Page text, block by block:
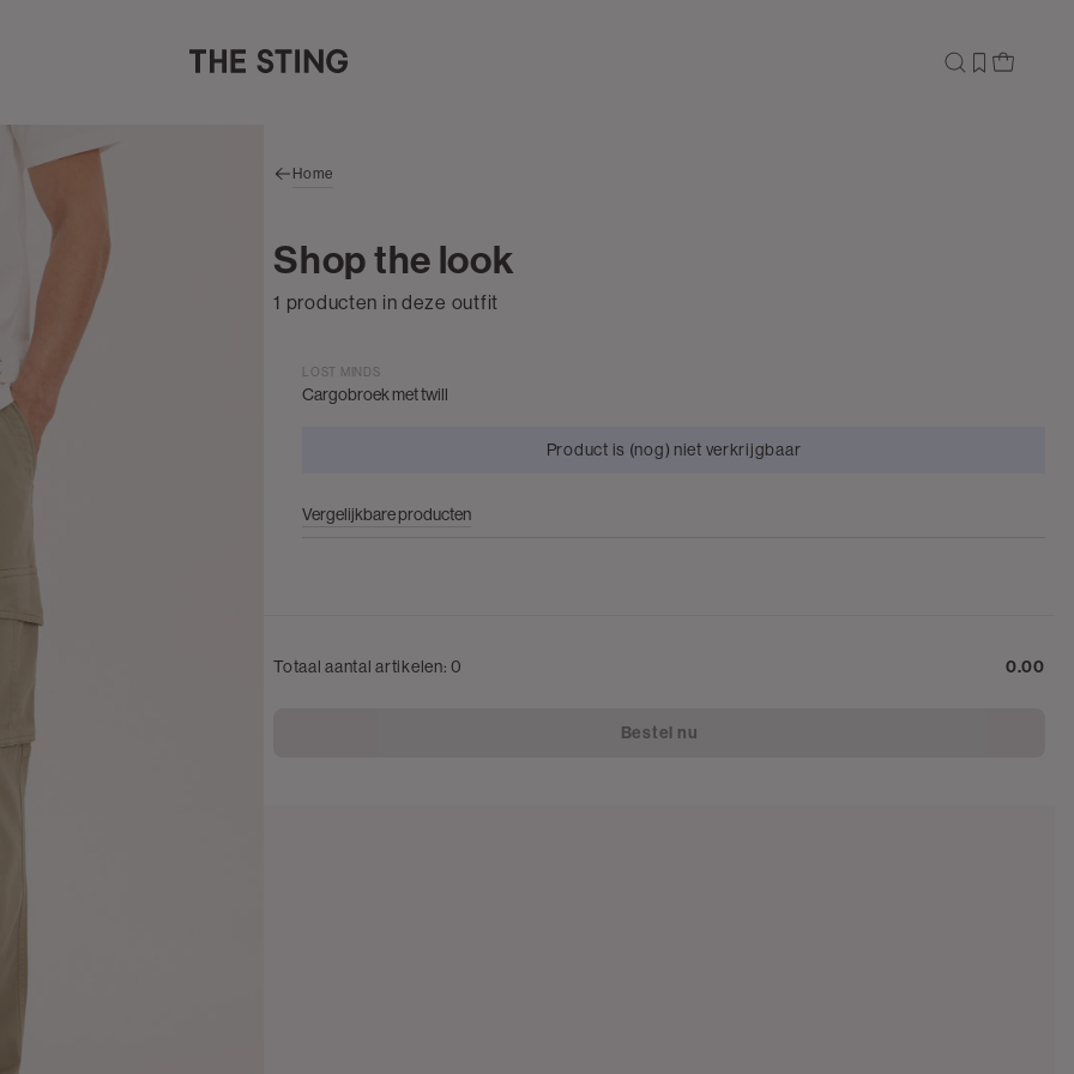
Home
Shop the look
1 producten in deze outfit
LOST MINDS
Cargobroek met twill
Product is (nog) niet verkrijgbaar
Vergelijkbare producten
Totaal aantal artikelen:0 0.00
Bestel nu